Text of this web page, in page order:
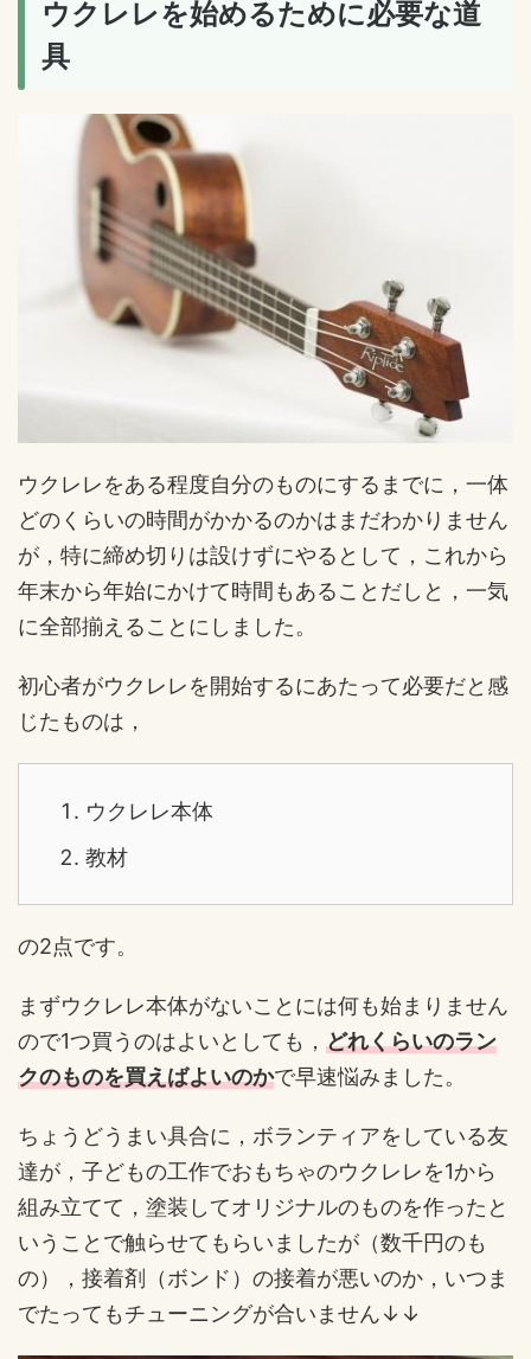
ウクレレを始めるために必要な道
具
ウクレレをある程度自分のものにするまでに，一体
どのくらいの時間がかかるのかはまだわかりません
が，特に締め切りは設けずにやるとして，これから
年末から年始にかけて時間もあることだしと，一気
に全部揃えることにしました。
初心者がウクレレを開始するにあたって必要だと感
じたものは，
ウクレレ本体
教材
の2点です。
まずウクレレ本体がないことには何も始まりません
ので1つ買うのはよいとしても， どれくらいのラン
クのものを買えばよいのかで早速悩みました。
ちょうどうまい具合に，ボランティアをしている友
達が，子どもの工作でおもちゃのウクレレを1から
組み立てて，塗装してオリジナルのものを作ったと
いうことで触らせてもらいましたが（数千円のも
の），接着剤（ボンド）の接着が悪いのか，いつま
でたってもチューニングが合いません↓↓